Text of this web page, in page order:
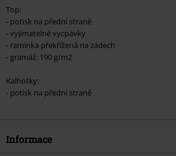
Top:
- potisk na přední straně
- vyjímatelné vycpávky
- ramínka překřížená na zádech
- gramáž: 190 g/m2
Kalhotky:
- potisk na přední straně
Informace